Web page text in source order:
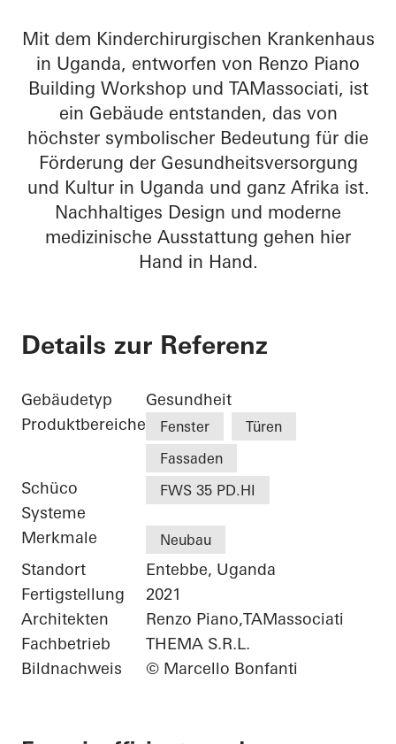
Mit dem Kinderchirurgischen Krankenhaus
in Uganda, entworfen von Renzo Piano
Building Workshop und TAMassociati, ist
ein Gebäude entstanden, das von
höchster symbolischer Bedeutung für die
Förderung der Gesundheitsversorgung
und Kultur in Uganda und ganz Afrika ist.
Nachhaltiges Design und moderne
medizinische Ausstattung gehen hier
Hand in Hand.
Details zur Referenz
Gebäudetyp
Gesundheit
Produktbereiche
Fenster
Türen
Fassaden
Schüco
Systeme
FWS 35 PD.HI
Merkmale Neubau
Standort
Entebbe, Uganda
Fertigstellung
2021
Architekten
Renzo Piano,TAMassociati
Fachbetrieb
THEMA S.R.L.
Bildnachweis
© Marcello Bonfanti